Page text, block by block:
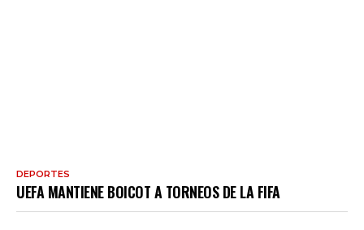
DEPORTES
UEFA MANTIENE BOICOT A TORNEOS DE LA FIFA